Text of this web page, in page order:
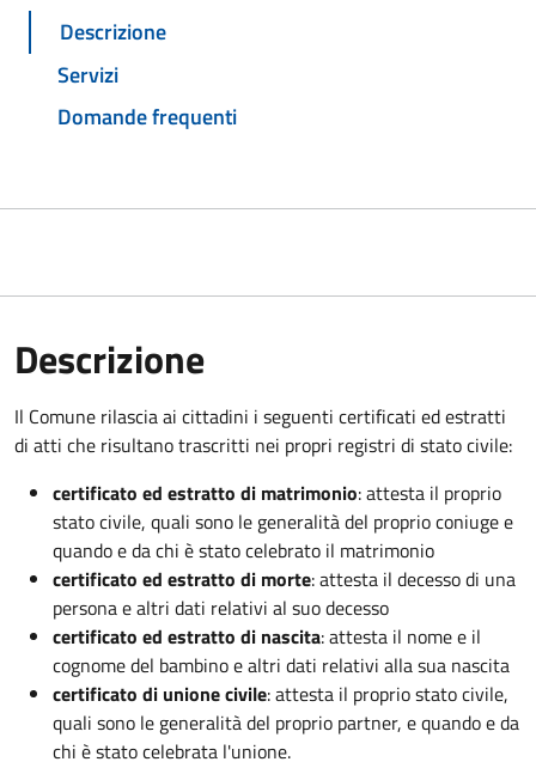
Descrizione
Servizi
Domande frequenti
Descrizione
Il Comune rilascia ai cittadini i seguenti certificati ed estratti
di atti che risultano trascritti nei propri registri di stato civile:
certificato ed estratto di matrimonio: attesta il proprio
stato civile, quali sono le generalità del proprio coniuge e
quando e da chi è stato celebrato il matrimonio
certificato ed estratto di morte: attesta il decesso di una
persona e altri dati relativi al suo decesso
certificato ed estratto di nascita: attesta il nome e il
cognome del bambino e altri dati relativi alla sua nascita
certificato di unione civile: attesta il proprio stato civile,
quali sono le generalità del proprio partner, e quando e da
chi è stato celebrata l'unione.